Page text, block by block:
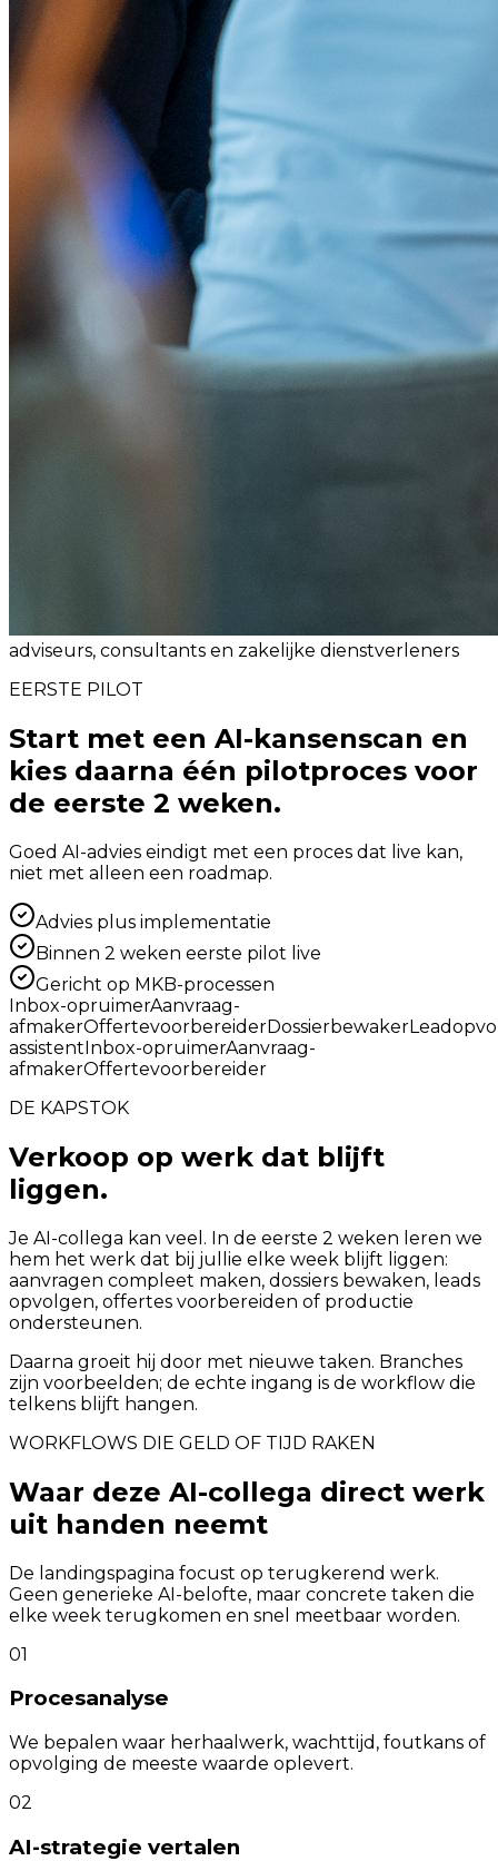
adviseurs, consultants en zakelijke dienstverleners
EERSTE PILOT
Start met een AI-kansenscan en
kies daarna één pilotproces voor
de eerste 2 weken.
Goed AI-advies eindigt met een proces dat live kan,
niet met alleen een roadmap.
Advies plus implementatie
Binnen 2 weken eerste pilot live
Gericht op MKB-processen
Inbox-opruimerAanvraag-
afmakerOffertevoorbereiderDossierbewaker
assistentInbox-opruimerAanvraag-
afmakerOffertevoorbereider
DE KAPSTOK
Verkoop op werk dat blijft
liggen.
Je AI-collega kan veel. In de eerste 2 weken leren we
hem het werk dat bij jullie elke week blijft liggen:
aanvragen compleet maken, dossiers bewaken, leads
opvolgen, offertes voorbereiden of productie
ondersteunen.
Daarna groeit hij door met nieuwe taken. Branches
zijn voorbeelden; de echte ingang is de workflow die
telkens blijft hangen.
WORKFLOWS DIE GELD OF TIJD RAKEN
Waar deze AI-collega direct werk
uit handen neemt
De landingspagina focust op terugkerend werk.
Geen generieke AI-belofte, maar concrete taken die
elke week terugkomen en snel meetbaar worden.
01
Procesanalyse
We bepalen waar herhaalwerk, wachttijd, foutkans of
opvolging de meeste waarde oplevert.
02
AI-strategie vertalen